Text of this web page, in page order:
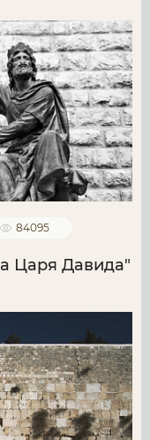
84095
Царя Давида"